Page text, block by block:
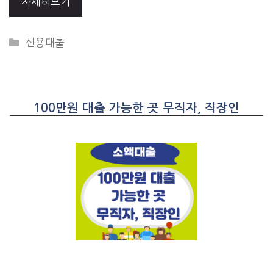
CATEGORIES
신용대출
100만원 대출 가능한 곳 무직자, 직장인